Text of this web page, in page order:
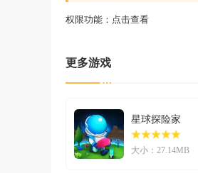
权限功能： 点击查看
更多游戏
星球探险家
大小：27.14MB